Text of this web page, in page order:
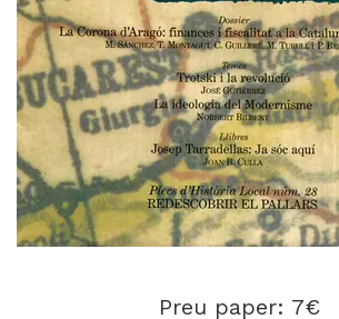
Preu paper: 7€